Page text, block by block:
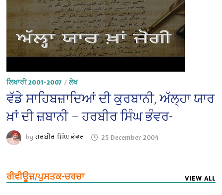
ਲਿਖਾਰੀ 2001-2007 /ਲੇਖ
ਵੱਡੇ ਸਾਹਿਬਜ਼ਾਦਿਆਂ ਦੀ ਕੁਰਬਾਨੀ, ਅੱਲ੍ਹਾ ਯਾਰ
ਖ਼ਾਂ ਦੀ ਜ਼ਬਾਨੀ – ਹਰਬੀਰ ਸਿੰਘ ਭੰਵਰ-
byਹਰਬੀਰ ਸਿੰਘ ਭੰਵਰ 25 December 2004
ਰੀਵੀਊਜ਼/ਪੁਸਤਕ-ਚਰਚਾ VIEW ALL